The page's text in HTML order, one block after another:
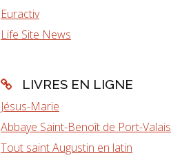
Euractiv
Life Site News
LIVRES EN LIGNE
Jésus-Marie
Abbaye Saint-Benoît de Port-Valais
Tout saint Augustin en latin